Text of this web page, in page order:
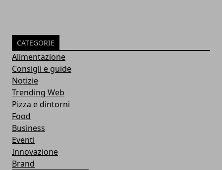
CATEGORIE
Alimentazione
Consigli e guide
Notizie
Trending Web
Pizza e dintorni
Food
Business
Eventi
Innovazione
Brand